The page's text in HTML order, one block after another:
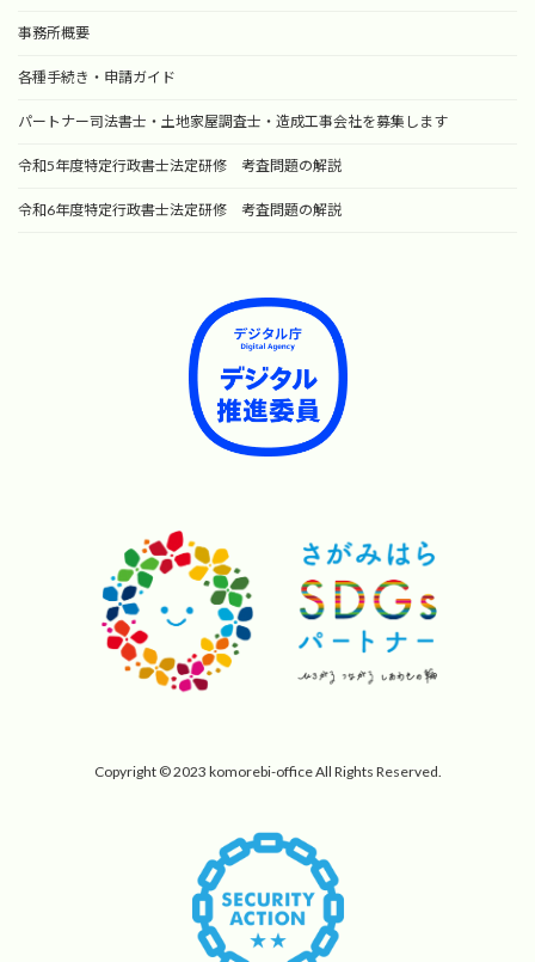
事務所概要
各種手続き・申請ガイド
パートナー司法書士・土地家屋調査士・造成工事会社を募集します
令和5年度特定行政書士法定研修 考査問題の解説
令和6年度特定行政書士法定研修 考査問題の解説
Copyright © 2023 komorebi-office All Rights Reserved.